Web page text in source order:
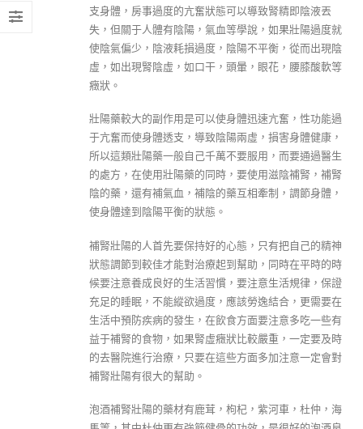
支身體，房事過度的亢奮狀態可以導致腎精即陰液丟
失，但關于人體有陰陽，氣血等學說，如果壯陽過度就
使陰氣偏少，陰液耗損過度，陰陽不平衡，從而出現陰
虛，如出現腎陰虛，如口干，頭暈，眼花，腰膝酸軟等
癥狀。
壯陽藥較大的副作用是可以使身體迅速亢奮，性功能過
于亢奮而使身體透支，導致陰陽兩虛，損害身體健康，
所以這類壯陽藥一般自己千萬不要服用，而要通過醫生
的處方，在使用壯陽藥的同時，要使用滋陰補腎，補腎
陰的藥，還有補氣血，補陰的藥互相牽制，調節身體，
使身體達到陰陽平衡的狀態。
補腎壯陽的人首先要保持好的心態，只有把自己的精神
狀態調節到較佳才能對治療起到幫助，同時在平時的時
候要注意養成良好的生活習慣，要注意生活規律，保證
充足的睡眠，不能縱欲過度，應該勞逸結合，更需要在
生活中預防疾病的發生，在飲食方面要注意多吃一些有
益于補腎的食物，如果腎虛癥狀比較嚴重，一定要及時
的去醫院進行治療，只要在這些方面多加注意一定會對
補腎壯陽有很大的幫助。
泡酒補腎壯陽的藥材有鹿茸，枸杞，紫河車，杜仲，海